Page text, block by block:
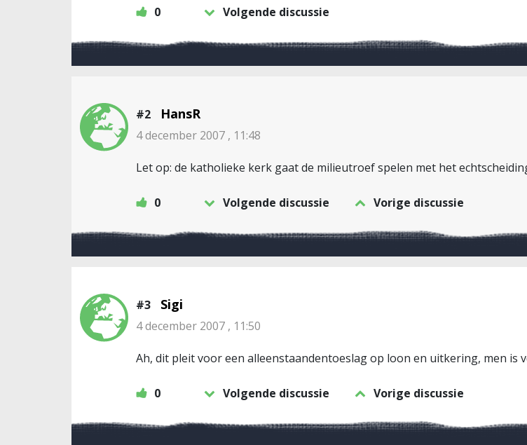
0 Volgende discussie
#2 HansR
4 december 2007 , 11:48
Let op: de katholieke kerk gaat de milieutroef spelen met het
0 Volgende discussie Vorige discussie
#3 Sigi
4 december 2007 , 11:50
Ah, dit pleit voor een alleenstaandentoeslag op loon en uitkering, men is
0 Volgende discussie Vorige discussie